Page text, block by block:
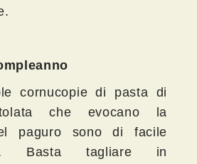
cornucopie di pasta di
che evocano la
paguro sono di facile
Basta tagliare in